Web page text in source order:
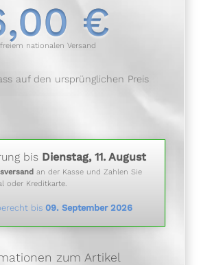
€
nationalen Versand
auf den ursprünglichen Preis
bis Dienstag, 11. August
an der Kasse und Zahlen Sie
oder Kreditkarte.
bis 09. September 2026
zum Artikel